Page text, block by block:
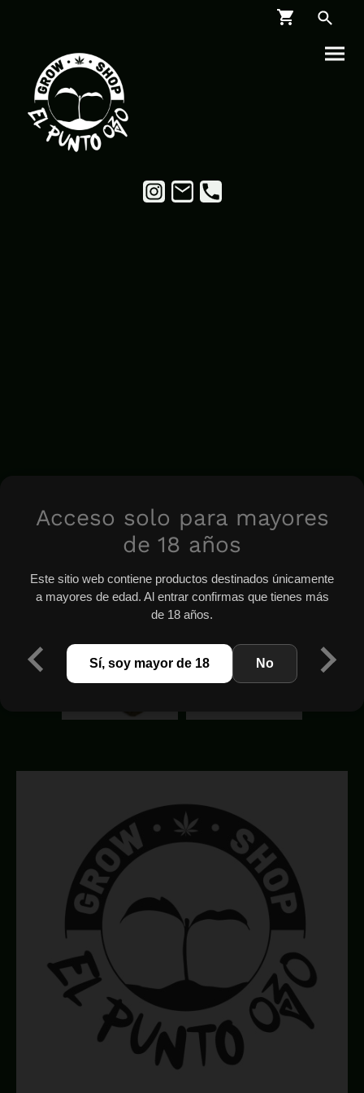
Acceso solo para mayores
de 18 años
Este sitio web contiene productos destinados únicamente
a mayores de edad. Al entrar confirmas que tienes más
de 18 años.
Sí, soy mayor de 18 No